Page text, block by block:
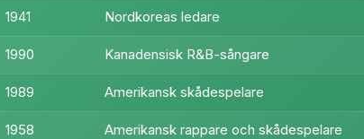
1941 Nordkoreas ledare
1990 Kanadensisk R&B-sångare
1989 Amerikansk skådespelare
1958 Amerikansk rappare och skådespelare